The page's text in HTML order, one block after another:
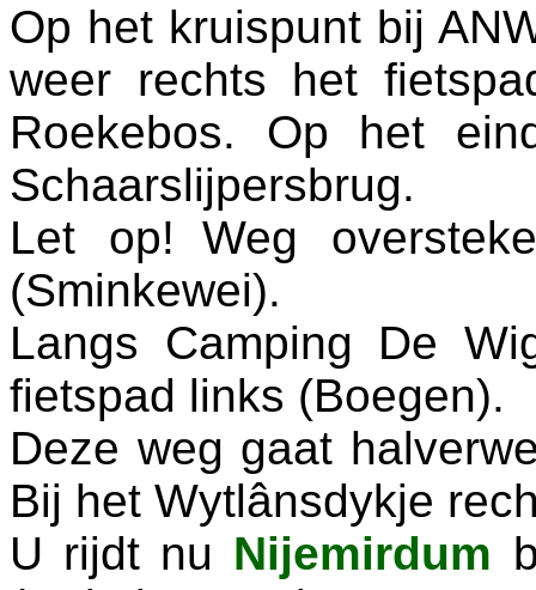
Op het kruispunt bij
weer rechts het
Roekebos. Op het
Schaarslijpersbrug.
Let op!
Weg
(Sminkewei).
Langs Camping De
fietspad links (Boegen).
Deze weg gaat
Bij het Wytlânsdykje
U rijdt nu Nijemirdum